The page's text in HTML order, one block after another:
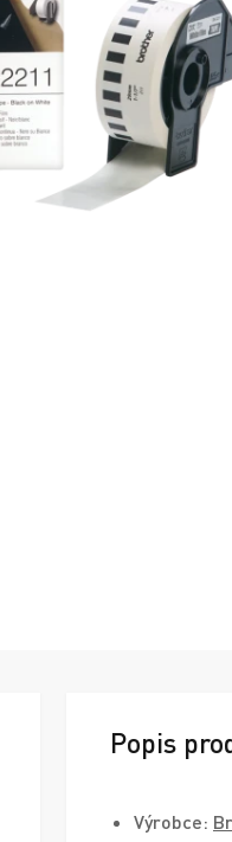
Popis
Výrobce: